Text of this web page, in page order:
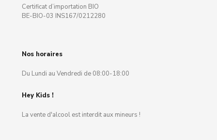
Certificat d’importation BIO
BE-BIO-03 INS167/0212280
Nos horaires
Du Lundi au Vendredi de 08:00-18:00
Hey Kids !
La vente d'alcool est interdit aux mineurs !